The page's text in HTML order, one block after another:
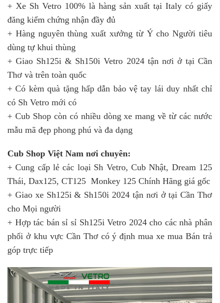
+ Xe Sh Vetro 100% là hàng sản xuất tại Italy có giấy
đăng kiểm chứng nhận đầy đủ
+ Hàng nguyên thùng xuất xưởng từ Ý cho Người tiêu
dùng tự khui thùng
+ Giao Sh125i & Sh150i Vetro 2024 tận nơi ở tại Cần
Thơ và trên toàn quốc
+ Có kèm quà tặng hấp dẫn bảo vệ tay lái duy nhất chỉ
có Sh Vetro mới có
+ Cub Shop còn có nhiều dòng xe mang về từ các nước
mẫu mã đẹp phong phú và đa dạng
Cub Shop Việt Nam nơi chuyên:
+ Cung cấp lẻ các loại Sh Vetro, Cub Nhật, Dream 125
Thái, Dax125, CT125 Monkey 125 Chính Hãng giá gốc
+ Giao xe Sh125i & Sh150i 2024 tận nơi ở tại Cần Thơ
cho Mọi người
+ Hợp tác bán sỉ sỉ Sh125i Vetro 2024 cho các nhà phân
phối ở khu vực Cần Thơ có ý định mua xe mua Bán trả
góp trực tiếp